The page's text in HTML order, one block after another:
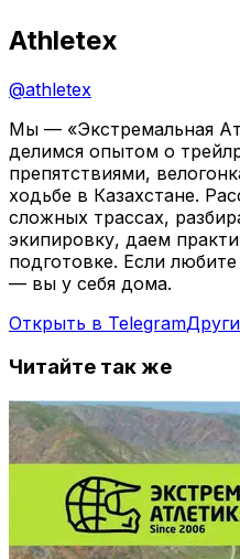
Athletex
@athletex
Мы — «Экстремальная
делимся опытом о
препятствиями,
ходьбе в Казахстане.
сложных трассах,
экипировку, даем
подготовке. Если
— вы у себя дома.
Открыть в Telegram
Читайте так же